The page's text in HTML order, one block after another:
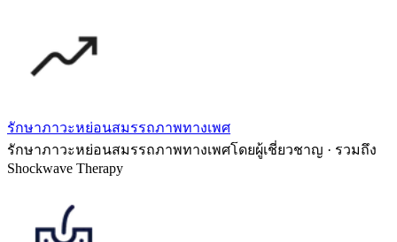
รักษาภาวะหย่อนสมรรถภาพทางเพศ
รักษาภาวะหย่อนสมรรถภาพทางเพศโดยผู้เชี่ยวชาญ · รวมถึง
Shockwave Therapy